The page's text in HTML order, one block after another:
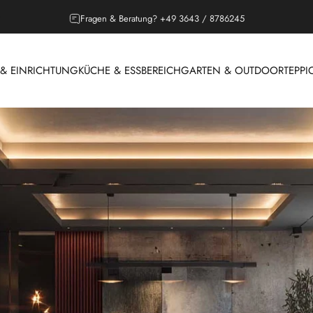
Outdoor Saison, Lounges jetzt entdecken!
EINRICHTUNGKÜCHE & ESSBEREICHGARTEN & OUTDOOR